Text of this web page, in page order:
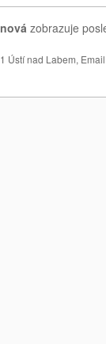
zobrazuje
Ústí nad Labem,